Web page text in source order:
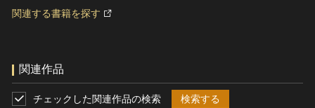
関連する書籍を探す
関連作品
チェックした関連作品の検索 検索する